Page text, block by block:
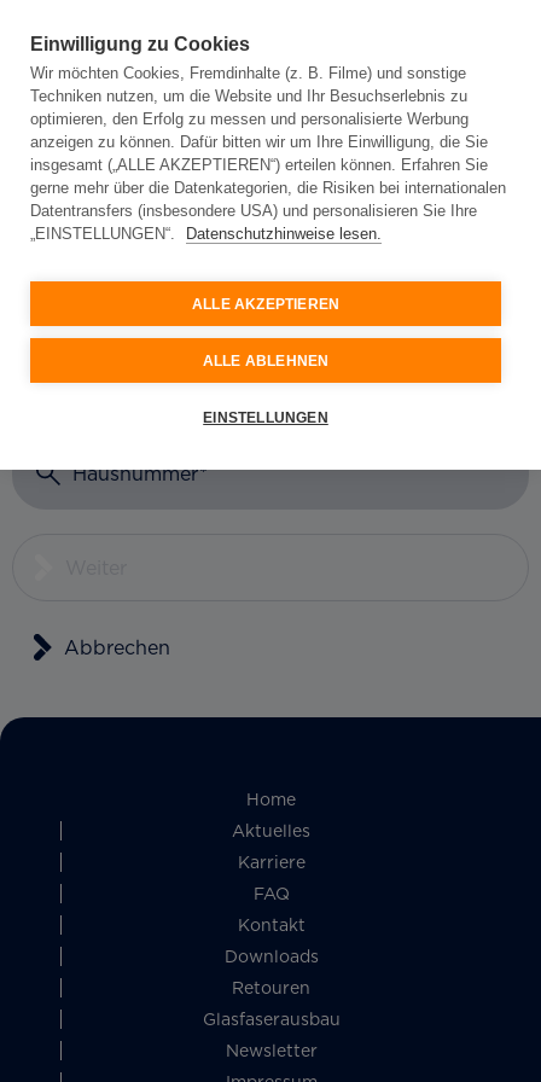
Adresseingabe
Adresseingabe
Glasfaser an Ihrem Standort verfügbar ist.
Hausnummer
Abbrechen
Home
Aktuelles
Karriere
FAQ
Kontakt
Downloads
Retouren
Glasfaserausbau
Newsletter
Einwilligung zu Cookies
Wir möchten Cookies, Fremdinhalte (z. B. Filme) und sonstige
Techniken nutzen, um die Website und Ihr Besuchserlebnis zu
optimieren, den Erfolg zu messen und personalisierte Werbung
anzeigen zu können. Dafür bitten wir um Ihre Einwilligung, die Sie
insgesamt („ALLE AKZEPTIEREN“) erteilen können. Erfahren Sie
gerne mehr über die Datenkategorien, die Risiken bei internationalen
Datentransfers (insbesondere USA) und personalisieren Sie Ihre
„EINSTELLUNGEN“.
Datenschutzhinweise lesen.
ALLE AKZEPTIEREN
ALLE ABLEHNEN
EINSTELLUNGEN